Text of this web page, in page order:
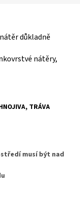
důkladně
nátěry,
TRÁVA
musí být nad